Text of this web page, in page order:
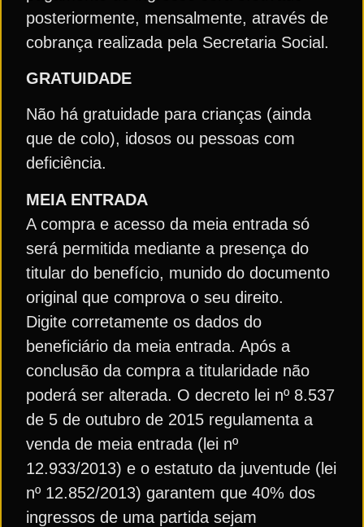
posteriormente, mensalmente, através de
cobrança realizada pela Secretaria Social.
GRATUIDADE
Não há gratuidade para crianças (ainda
que de colo), idosos ou pessoas com
deficiência.
MEIA ENTRADA
A compra e acesso da meia entrada só
será permitida mediante a presença do
titular do benefício, munido do documento
original que comprova o seu direito.
Digite corretamente os dados do
beneficiário da meia entrada. Após a
conclusão da compra a titularidade não
poderá ser alterada. O decreto lei nº 8.537
de 5 de outubro de 2015 regulamenta a
venda de meia entrada (lei nº
12.933/2013) e o estatuto da juventude (lei
nº 12.852/2013) garantem que 40% dos
ingressos de uma partida sejam